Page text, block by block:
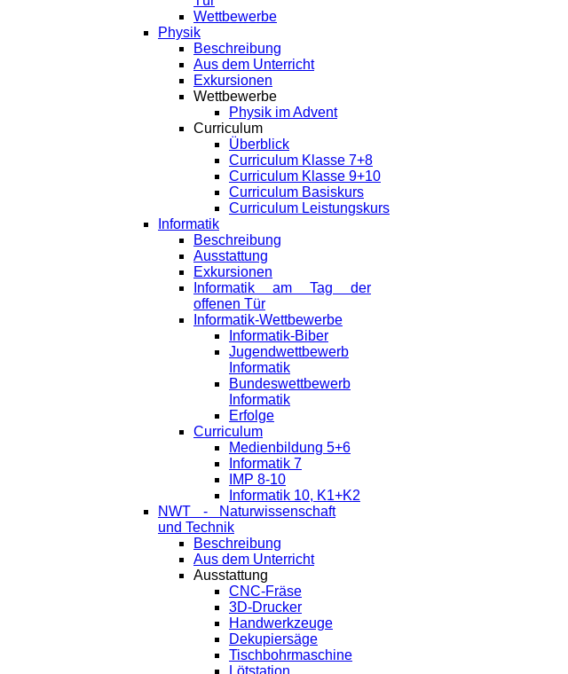
Wettbewerbe
Physik
Beschreibung
Aus dem Unterricht
Exkursionen
Wettbewerbe
Physik im Advent
Curriculum
Überblick
Curriculum Klasse 7+8
Curriculum Klasse 9+10
Curriculum Basiskurs
Curriculum Leistungskurs
Informatik
Beschreibung
Ausstattung
Exkursionen
Informatik am Tag der
offenen Tür
Informatik-Wettbewerbe
Informatik-Biber
Jugendwettbewerb
Informatik
Bundeswettbewerb
Informatik
Erfolge
Curriculum
Medienbildung 5+6
Informatik 7
IMP 8-10
Informatik 10, K1+K2
NWT - Naturwissenschaft
und Technik
Beschreibung
Aus dem Unterricht
Ausstattung
CNC-Fräse
3D-Drucker
Handwerkzeuge
Dekupiersäge
Tischbohrmaschine
Lötstation